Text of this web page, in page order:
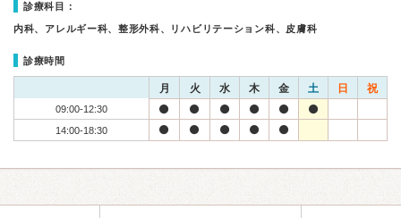
診療科目：
内科、アレルギー科、整形外科、リハビリテーション科、皮膚科
診療時間
月 火 水 木 金 土 日 祝
09:00-12:30
14:00-18:30